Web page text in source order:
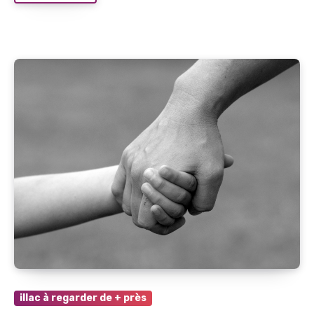
illac à regarder de + près